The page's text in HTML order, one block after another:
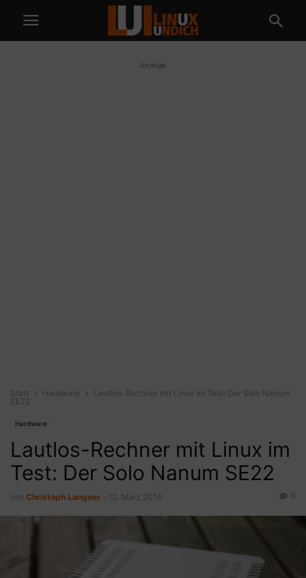
Anzeige
Start Hardware
Lautlos-Rechner mit Linux im Test: Der Solo Nanum
SE22
Hardware
Lautlos-Rechner mit Linux im
Test: Der Solo Nanum SE22
Von Christoph Langner 12. März 2016 6